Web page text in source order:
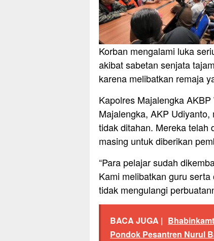
Korban mengalami luka
akibat sabetan senjata
karena melibatkan remaja
Kapolres Majalengka
Majalengka, AKP
tidak ditahan. Mereka telah
masing untuk diberikan
“Para pelajar sudah
Kami melibatkan guru
tidak mengulangi
BACA JUGA |
Pondok Pesantren Nurul